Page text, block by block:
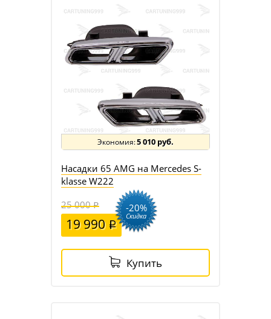
5 010 руб.
Насадки 65 AMG на Mercedes S-
klasse W222
25 000
19 990
-20%
Скидка
Купить